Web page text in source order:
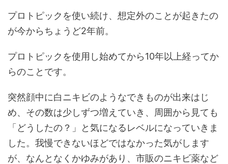
プロトピックを使い続け、想定外のことが起きたの
が今からちょうど2年前。
プロトピックを使用し始めてから10年以上経ってか
らのことです。
突然顔中に白ニキビのようなできものが出来はじ
め、その数は少しずつ増えていき、周囲から見ても
「どうしたの？」と気になるレベルになっていきま
した。我慢できないほどではなかった気がします
が、なんとなくかゆみがあり、市販のニキビ薬など